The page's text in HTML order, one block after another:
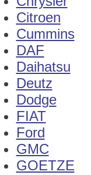
Citroen
Cummins
DAF
Daihatsu
Deutz
Dodge
FIAT
Ford
GMC
GOETZE